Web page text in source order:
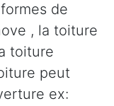
de
, la toiture
toiture
peut
ex: